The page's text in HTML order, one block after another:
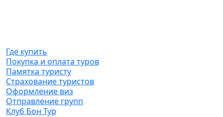
Где купить
Покупка и оплата туров
Памятка туристу
Страхование туристов
Оформление виз
Отправление групп
Клуб Бон Тур